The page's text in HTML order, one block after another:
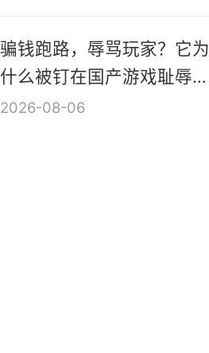
骗钱跑路，辱骂玩家？它为
什么被钉在国产游戏耻辱柱
上？【是个人物10】
2026-08-06